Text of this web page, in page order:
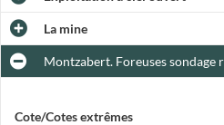
La mine
Montzabert. Foreuses sondage
Cote/Cotes extrêmes